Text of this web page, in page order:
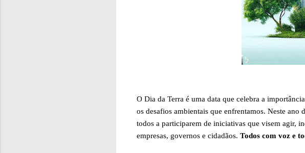
O Dia da Terra é uma data que celebra a
os desafios ambientais que enfrentamos. Neste ano
todos a participarem de iniciativas que visem agir,
empresas, governos e cidadãos. Todos com voz e